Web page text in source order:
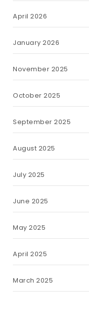
April 2026
January 2026
November 2025
October 2025
September 2025
August 2025
July 2025
June 2025
May 2025
April 2025
March 2025